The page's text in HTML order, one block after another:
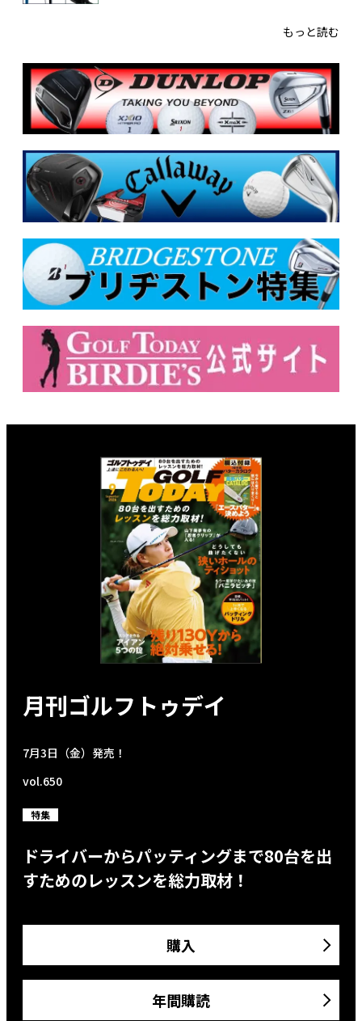
もっと読む
月刊ゴルフトゥデイ
7月3日（金）発売！
vol.650
特集
ドライバーからパッティングまで80台を出
すためのレッスンを総力取材！
購入
年間購読